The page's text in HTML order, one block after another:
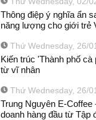
Thông điệp ý nghĩa ẩn
năng lượng cho giới trẻ
Thứ Wednesday, 26/
Kiến trúc 'Thành phố
từ vĩ nhân
Thứ Wednesday, 26/
Trung Nguyên E-Coffee
doanh hàng đầu từ Tập